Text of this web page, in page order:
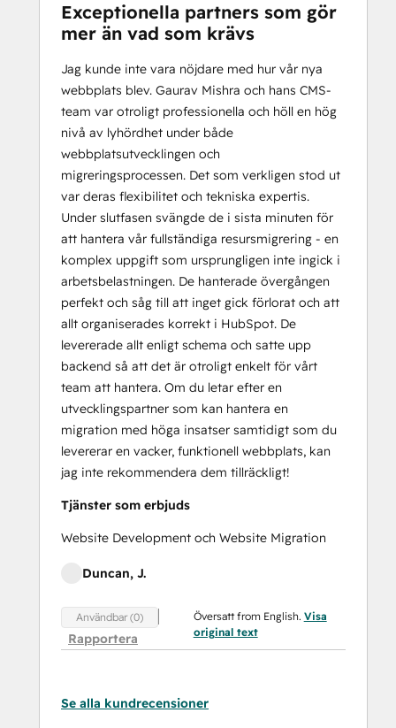
Exceptionella partners som gör
mer än vad som krävs
Jag kunde inte vara nöjdare med hur vår nya
webbplats blev. Gaurav Mishra och hans CMS-
team var otroligt professionella och höll en hög
nivå av lyhördhet under både
webbplatsutvecklingen och
migreringsprocessen. Det som verkligen stod ut
var deras flexibilitet och tekniska expertis.
Under slutfasen svängde de i sista minuten för
att hantera vår fullständiga resursmigrering - en
komplex uppgift som ursprungligen inte ingick i
arbetsbelastningen. De hanterade övergången
perfekt och såg till att inget gick förlorat och att
allt organiserades korrekt i HubSpot. De
levererade allt enligt schema och satte upp
backend så att det är otroligt enkelt för vårt
team att hantera. Om du letar efter en
utvecklingspartner som kan hantera en
migration med höga insatser samtidigt som du
levererar en vacker, funktionell webbplats, kan
jag inte rekommendera dem tillräckligt!
Tjänster som erbjuds
Website Development och Website Migration
Duncan, J.
Användbar (0)
Rapportera
Översatt from English. Visa
original text
Se alla kundrecensioner